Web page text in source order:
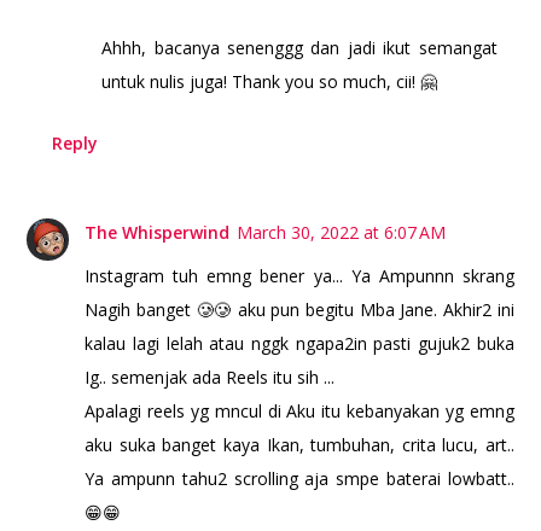
Ahhh, bacanya senenggg dan jadi ikut semangat
untuk nulis juga! Thank you so much, cii! 🤗
Reply
The Whisperwind March 30, 2022 at 6:07 AM
Instagram tuh emng bener ya... Ya Ampunnn skrang
Nagih banget 🥲🥲 aku pun begitu Mba Jane. Akhir2 ini
kalau lagi lelah atau nggk ngapa2in pasti gujuk2 buka
Ig.. semenjak ada Reels itu sih ...
Apalagi reels yg mncul di Aku itu kebanyakan yg emng
aku suka banget kaya Ikan, tumbuhan, crita lucu, art..
Ya ampunn tahu2 scrolling aja smpe baterai lowbatt..
😁😁